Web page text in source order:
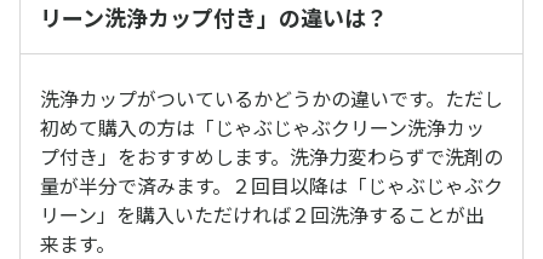
リーン洗浄カップ付き」の違いは？
洗浄カップがついているかどうかの違いです。ただし
初めて購入の方は「じゃぶじゃぶクリーン洗浄カッ
プ付き」をおすすめします。洗浄力変わらずで洗剤の
量が半分で済みます。２回目以降は「じゃぶじゃぶク
リーン」を購入いただければ２回洗浄することが出
来ます。